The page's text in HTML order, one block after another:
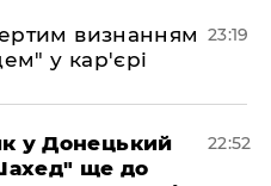
визнанням
у кар'єрі
23:19
у Донецький
ще до
22:52